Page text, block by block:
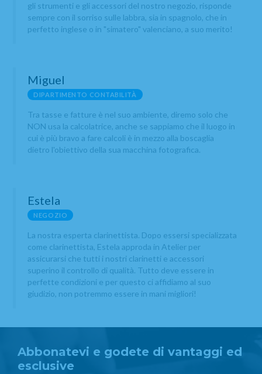
gli strumenti e gli accessori del nostro negozio, risponde
sempre con il sorriso sulle labbra, sia in spagnolo, che in
perfetto inglese o in "simatero" valenciano, a suo merito!
Miguel
DIPARTIMENTO CONTABILITÀ
Tra tasse e fatture è nel suo ambiente, diremo solo che
NON usa la calcolatrice, anche se sappiamo che il luogo in
cui è più bravo a fare calcoli è in mezzo alla boscaglia
dietro l'obiettivo della sua macchina fotografica.
Estela
NEGOZIO
La nostra esperta clarinettista. Dopo essersi specializzata
come clarinettista, Estela approda in Atelier per
assicurarsi che tutti i nostri clarinetti e accessori
superino il controllo di qualità. Tutto deve essere in
perfette condizioni e per questo ci affidiamo al suo
giudizio, non potremmo essere in mani migliori!
Abbonatevi e godete di vantaggi ed
esclusive